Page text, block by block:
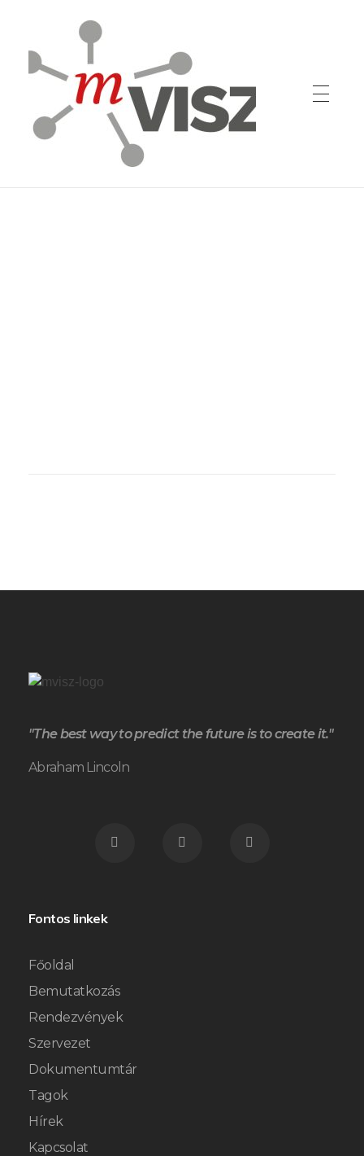
"The best way to predict the future is to create it."
Abraham Lincoln
Fontos linkek
Főoldal
Bemutatkozás
Rendezvények
Szervezet
Dokumentumtár
Tagok
Hírek
Kapcsolat